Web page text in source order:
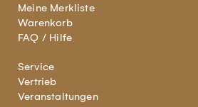
Meine Merkliste
Warenkorb
FAQ / Hilfe
Service
Vertrieb
Veranstaltungen